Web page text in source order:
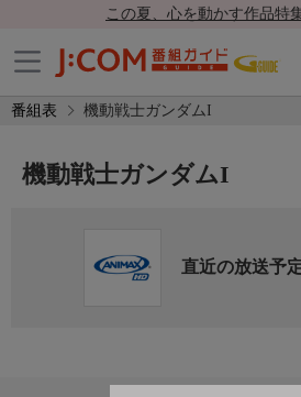
この夏、心を動かす作品特
番組表 機動戦士ガンダムI
機動戦士ガンダムI
直近の放送予